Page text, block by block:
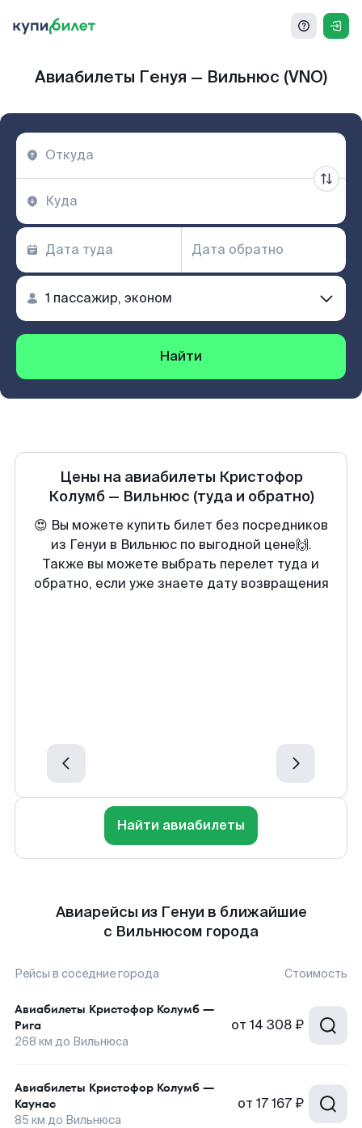
Авиабилеты Генуя — Вильнюс (VNO)
Найти
Цены на авиабилеты Кристофор
Колумб— Вильнюс (туда и обратно)
😍 Вы можете купить билет без посредников
из Генуи в Вильнюс по выгодной цене🙌.
Также вы можете выбрать перелет туда и
обратно, если уже знаете дату возвращения
Найти авиабилеты
Авиарейсы из Генуи в ближайшие
с Вильнюсом города
Рейсы в соседние города Стоимость
Авиабилеты Кристофор Колумб —
Рига
268 км до Вильнюса
от 14 308 ₽
Авиабилеты Кристофор Колумб —
Каунас
85 км до Вильнюса
от 17 167 ₽